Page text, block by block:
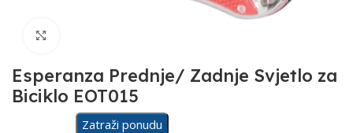
Esperanza Prednje/ Zadnje Svjetlo za
Biciklo EOT015
Zatraži ponudu